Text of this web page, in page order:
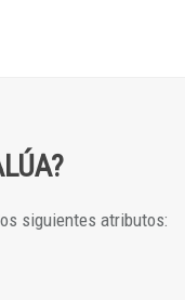
siguientes atributos: